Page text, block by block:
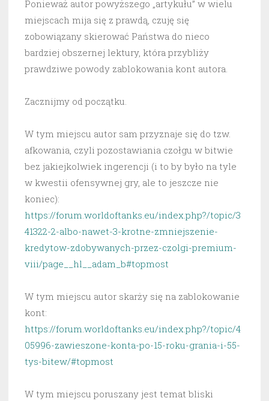
Ponieważ autor powyższego „artykułu” w wielu
miejscach mija się z prawdą, czuję się
zobowiązany skierować Państwa do nieco
bardziej obszernej lektury, która przybliży
prawdziwe powody zablokowania kont autora.
Zacznijmy od początku.
W tym miejscu autor sam przyznaje się do tzw.
afkowania, czyli pozostawiania czołgu w bitwie
bez jakiejkolwiek ingerencji (i to by było na tyle
w kwestii ofensywnej gry, ale to jeszcze nie
koniec):
https://forum.worldoftanks.eu/index.php?/topic/3
41322-2-albo-nawet-3-krotne-zmniejszenie-
kredytow-zdobywanych-przez-czolgi-premium-
viii/page__hl__adam_b#topmost
W tym miejscu autor skarży się na zablokowanie
kont:
https://forum.worldoftanks.eu/index.php?/topic/4
05996-zawieszone-konta-po-15-roku-grania-i-55-
tys-bitew/#topmost
W tym miejscu poruszany jest temat bliski